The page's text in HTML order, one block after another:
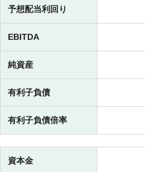
予想配当利回り
EBITDA
純資産
有利子負債
有利子負債倍率
資本金